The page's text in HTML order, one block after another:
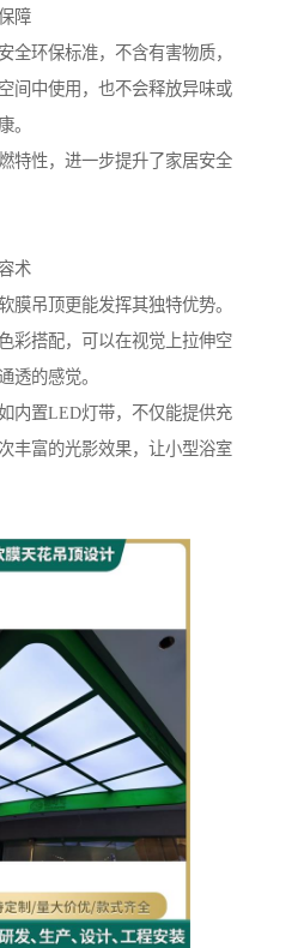
障
全环保标准，不含有害物质，
间中使用，也不会释放异味或
。
特性，进一步提升了家居安全
术
膜吊顶更能发挥其独特优势。
彩搭配，可以在视觉上拉伸空
透的感觉。
内置LED灯带，不仅能提供充
丰富的光影效果，让小型浴室